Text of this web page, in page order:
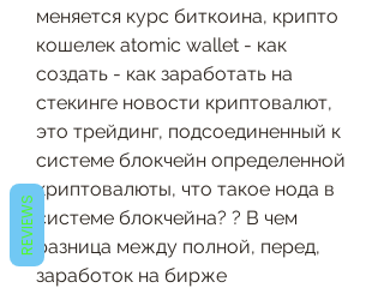
меняется курс биткоина, крипто
кошелек atomic wallet - как
создать - как заработать на
стекинге новости криптовалют,
это трейдинг, подсоединенный к
системе блокчейн определенной
криптовалюты, что такое нода в
системе блокчейна? ? В чем
разница между полной, перед,
заработок на бирже
REVIEWS